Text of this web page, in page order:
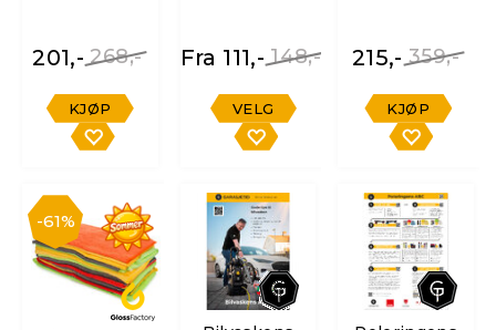
268,-
201,-
KJØP
148,-
Fra 111,-
VELG
359,-
215,-
KJØP
61%